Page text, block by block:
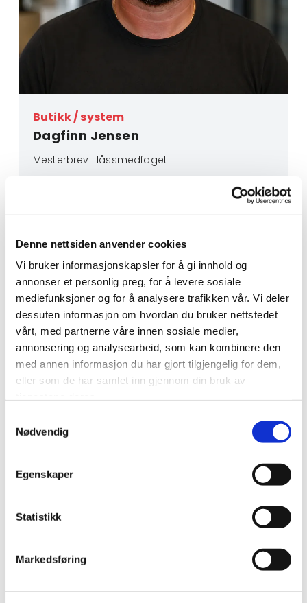
Denne nettsiden anvender cookies
Vi bruker informasjonskapsler for å gi innhold og
annonser et personlig preg, for å levere sosiale
mediefunksjoner og for å analysere trafikken vår. Vi deler
dessuten informasjon om hvordan du bruker nettstedet
vårt, med partnerne våre innen sosiale medier,
annonsering og analysearbeid, som kan kombinere den
med annen informasjon du har gjort tilgjengelig for dem,
eller som de har samlet inn gjennom din bruk av
Nødvendig
Egenskaper
Statistikk
Markedsføring
Butikk / system
Dagfinn Jensen
Mesterbrev i låssmedfaget
 dagfinn@harstadlas.no
Tekniker
Cung Bawi